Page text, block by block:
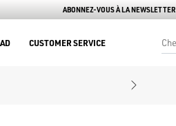
ABONNEZ-VOUS À LA NEWSLETTER
CUSTOMER SERVICE